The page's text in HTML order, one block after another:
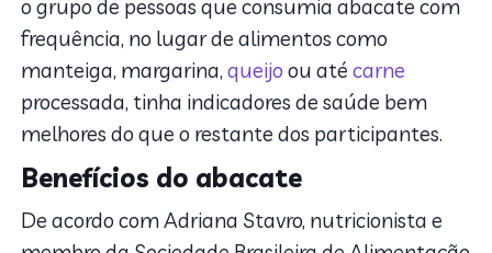
o grupo de pessoas que consumia abacate com
frequência, no lugar de alimentos como
manteiga, margarina,queijo ou atécarne
processada, tinha indicadores de saúde bem
melhores do que o restante dos participantes.
Benefícios do abacate
De acordo com Adriana Stavro, nutricionista e